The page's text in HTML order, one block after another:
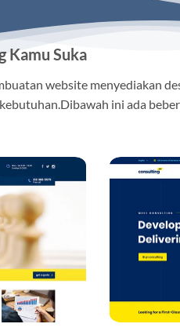
Kamu Suka
website menyediakan
ini ada